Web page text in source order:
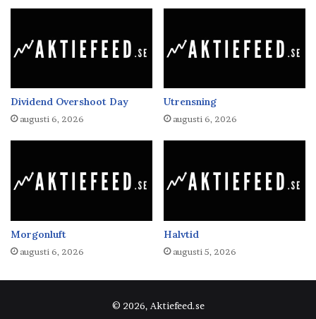
Dividend Overshoot Day
augusti 6, 2026
Utrensning
augusti 6, 2026
Morgonluft
augusti 6, 2026
Halvtid
augusti 5, 2026
© 2026, Aktiefeed.se